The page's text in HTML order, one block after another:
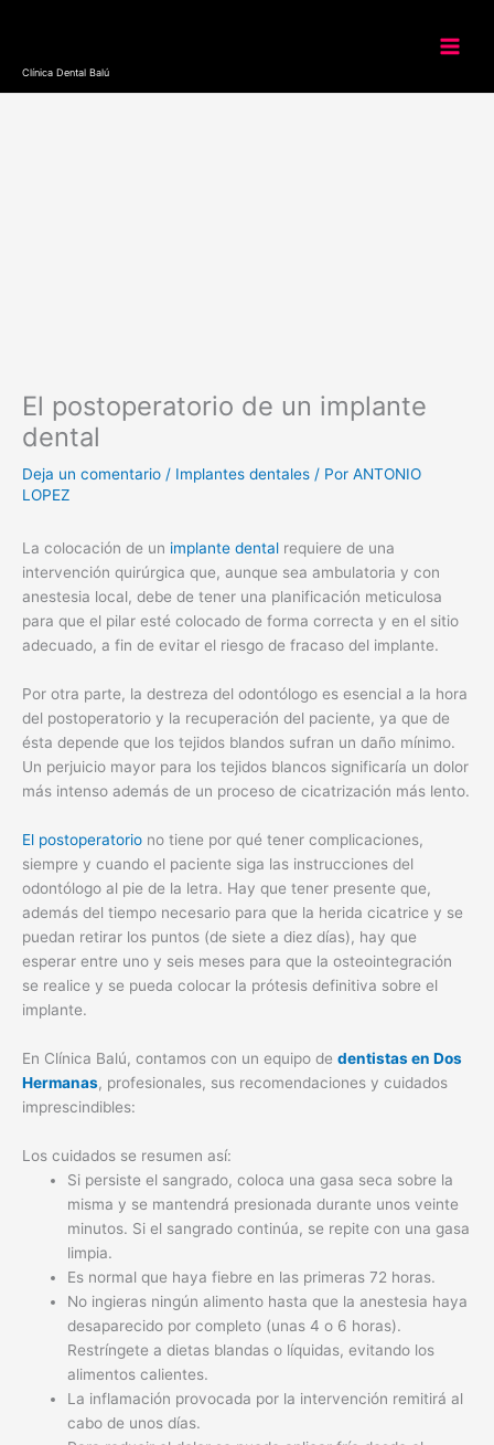
Clínica Dental Balú
El postoperatorio de un implante
dental
Deja un comentario / Implantes dentales / Por ANTONIO
LOPEZ
La colocación de un implante dental requiere de una
intervención quirúrgica que, aunque sea ambulatoria y con
anestesia local, debe de tener una planificación meticulosa
para que el pilar esté colocado de forma correcta y en el sitio
adecuado, a fin de evitar el riesgo de fracaso del implante.
Por otra parte, la destreza del odontólogo es esencial a la hora
del postoperatorio y la recuperación del paciente, ya que de
ésta depende que los tejidos blandos sufran un daño mínimo.
Un perjuicio mayor para los tejidos blancos significaría un dolor
más intenso además de un proceso de cicatrización más lento.
El postoperatorio no tiene por qué tener complicaciones,
siempre y cuando el paciente siga las instrucciones del
odontólogo al pie de la letra. Hay que tener presente que,
además del tiempo necesario para que la herida cicatrice y se
puedan retirar los puntos (de siete a diez días), hay que
esperar entre uno y seis meses para que la osteointegración
se realice y se pueda colocar la prótesis definitiva sobre el
implante.
En Clínica Balú, contamos con un equipo de dentistas en Dos
Hermanas, profesionales, sus recomendaciones y cuidados
imprescindibles:
Los cuidados se resumen así:
Si persiste el sangrado, coloca una gasa seca sobre la
misma y se mantendrá presionada durante unos veinte
minutos. Si el sangrado continúa, se repite con una gasa
limpia.
Es normal que haya fiebre en las primeras 72 horas.
No ingieras ningún alimento hasta que la anestesia haya
desaparecido por completo (unas 4 o 6 horas).
Restríngete a dietas blandas o líquidas, evitando los
alimentos calientes.
La inflamación provocada por la intervención remitirá al
cabo de unos días.